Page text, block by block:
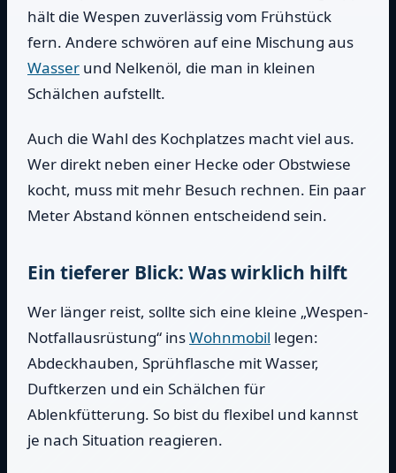
hält die Wespen zuverlässig vom Frühstück
fern. Andere schwören auf eine Mischung aus
Wasser und Nelkenöl, die man in kleinen
Schälchen aufstellt.
Auch die Wahl des Kochplatzes macht viel aus.
Wer direkt neben einer Hecke oder Obstwiese
kocht, muss mit mehr Besuch rechnen. Ein paar
Meter Abstand können entscheidend sein.
Ein tieferer Blick: Was wirklich hilft
Wer länger reist, sollte sich eine kleine „Wespen-
Notfallausrüstung“ insWohnmobil legen:
Abdeckhauben, Sprühflasche mit Wasser,
Duftkerzen und ein Schälchen für
Ablenkfütterung. So bist du flexibel und kannst
je nach Situation reagieren.